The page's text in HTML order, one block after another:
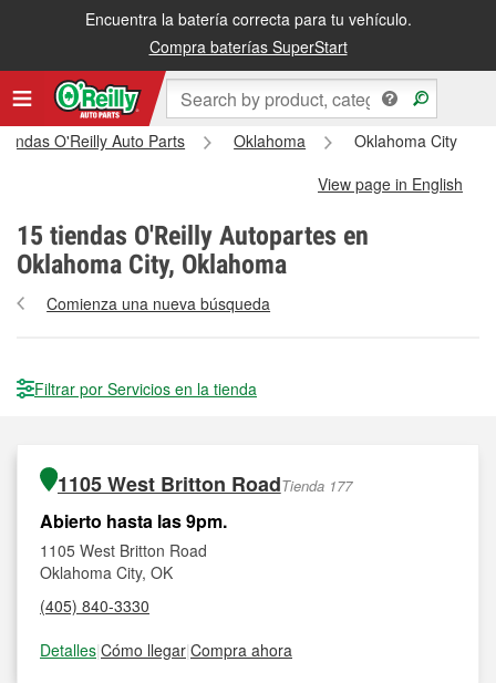
Encuentra la batería correcta para tu vehículo.
Compra baterías SuperStart
O'Reilly Auto Parts Oklahoma
Oklahoma City
View page in English
15 tiendas O'Reilly Autopartes en
Oklahoma City, Oklahoma
Comienza una nueva búsqueda
Filtrar por Servicios en la tienda
1105 West Britton RoadTienda 177
Abierto hasta las 9pm.
1105 West Britton Road
Oklahoma City, OK
(405) 840-3330
Detalles|Cómo llegar|Compra ahora